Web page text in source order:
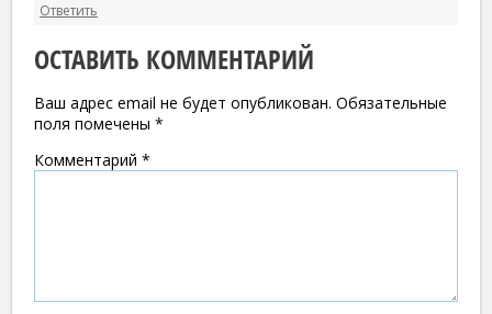
Ответить
ОСТАВИТЬ КОММЕНТАРИЙ
Ваш адрес email не будет опубликован. Обязательные
поля помечены *
Комментарий *